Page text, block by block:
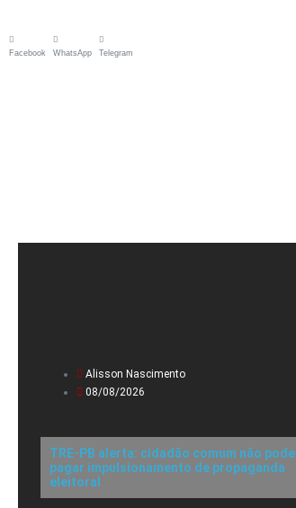
Facebook WhatsApp Telegram
Alisson Nascimento
08/08/2026
TRE-PB alerta: cidadão comum não pode
pagar impulsionamento de propaganda
eleitoral